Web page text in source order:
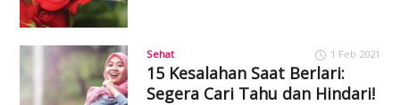
Sehat 1 Feb 2021
15 Kesalahan Saat Berlari:
Segera Cari Tahu dan Hindari!